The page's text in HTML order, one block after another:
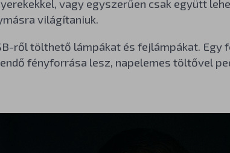
vagy egyszerűen csak együtt
világítaniuk.
ről tölthető lámpákat és fejlámpákat.
fényforrása lesz, napelemes töltővel